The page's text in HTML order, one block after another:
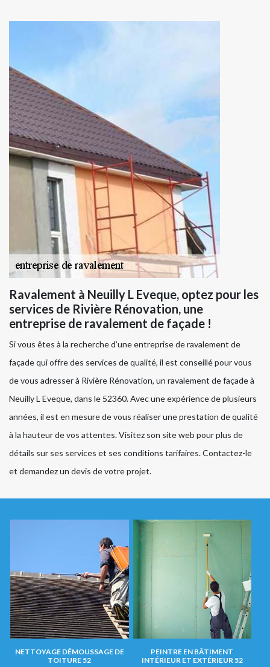
Ravalement à Neuilly L Eveque, optez pour les
services de Rivière Rénovation, une
entreprise de ravalement de façade !
Si vous êtes à la recherche d’une entreprise de ravalement de
façade qui offre des services de qualité, il est conseillé pour vous
de vous adresser à Rivière Rénovation, un ravalement de façade à
Neuilly L Eveque, dans le 52360. Avec une expérience de plusieurs
années, il est en mesure de vous réaliser une prestation de qualité
à la hauteur de vos attentes. Visitez son site web pour plus de
détails sur ses services et ses conditions tarifaires. Contactez-le
et demandez un devis de votre projet.
NETTOYAGE DÉMOUSSAGE DE
TOITURE 52
PEINTRE EN BÂTIMENT
INTÉRIEUR ET EXTÉRIEUR 52